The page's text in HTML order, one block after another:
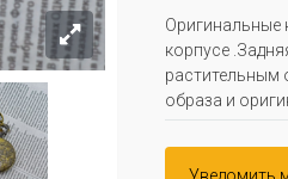
Оригинальные
корпусе
растительным
образа и